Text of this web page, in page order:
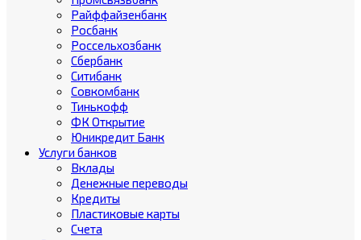
Райффайзенбанк
Росбанк
Россельхозбанк
Сбербанк
Ситибанк
Совкомбанк
Тинькофф
ФК Открытие
Юникредит Банк
Услуги банков
Вклады
Денежные переводы
Кредиты
Пластиковые карты
Счета